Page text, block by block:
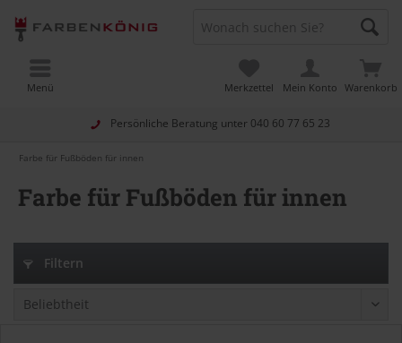
Persönliche Beratung unter 040 60 77 65 23
Warenkorb
Merkzettel Mein Konto
Menü
Farbe für Fußböden für innen
Farbe für Fußböden für innen
Filtern